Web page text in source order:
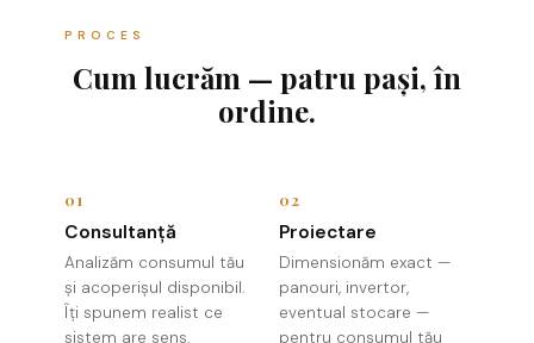
PROCES
Cum lucrăm — patru pași, în
ordine.
01
Consultanță
Analizăm consumul tău
și acoperișul disponibil.
Îți spunem realist ce
sistem are sens.
02
Proiectare
Dimensionăm exact —
panouri, invertor,
eventual stocare —
pentru consumul tău